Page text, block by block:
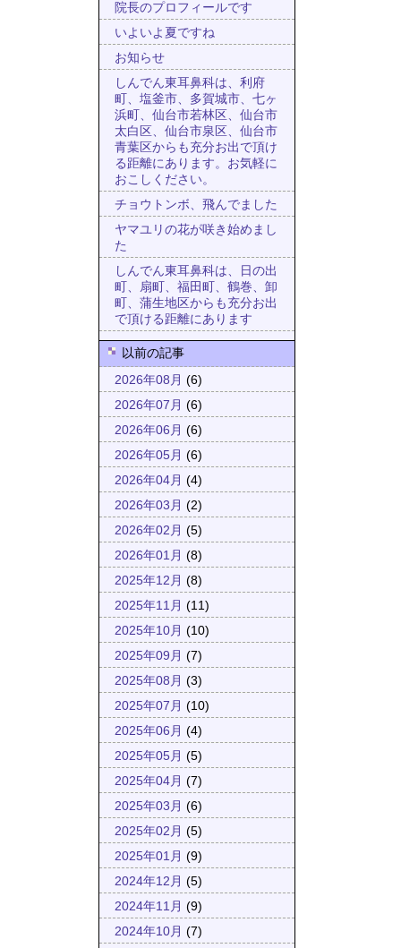
院長のプロフィールです
いよいよ夏ですね
お知らせ
しんでん東耳鼻科は、利府
町、塩釜市、多賀城市、七ヶ
浜町、仙台市若林区、仙台市
太白区、仙台市泉区、仙台市
青葉区からも充分お出で頂け
る距離にあります。お気軽に
おこしください。
チョウトンボ、飛んでました
ヤマユリの花が咲き始めまし
た
しんでん東耳鼻科は、日の出
町、扇町、福田町、鶴巻、卸
町、蒲生地区からも充分お出
で頂ける距離にあります
以前の記事
2026年08月 (6)
2026年07月 (6)
2026年06月 (6)
2026年05月 (6)
2026年04月 (4)
2026年03月 (2)
2026年02月 (5)
2026年01月 (8)
2025年12月 (8)
2025年11月 (11)
2025年10月 (10)
2025年09月 (7)
2025年08月 (3)
2025年07月 (10)
2025年06月 (4)
2025年05月 (5)
2025年04月 (7)
2025年03月 (6)
2025年02月 (5)
2025年01月 (9)
2024年12月 (5)
2024年11月 (9)
2024年10月 (7)